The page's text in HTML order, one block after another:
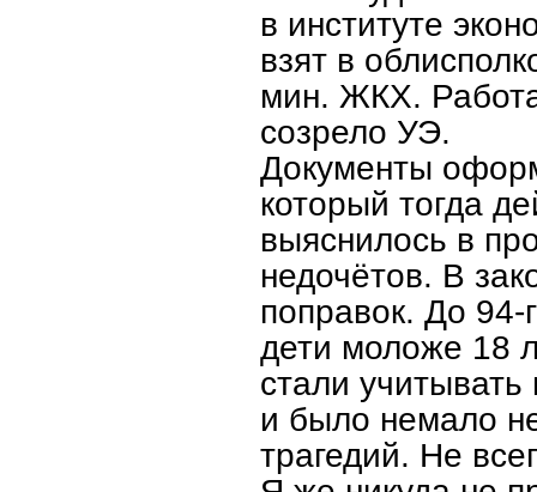
в институте
взят в
мин. ЖКХ.
созрело УЭ.
Документы
который тогда
выяснилось в
недочётов. В
поправок. До 94-
дети моложе 18
стали
и было немало
трагедий. Не